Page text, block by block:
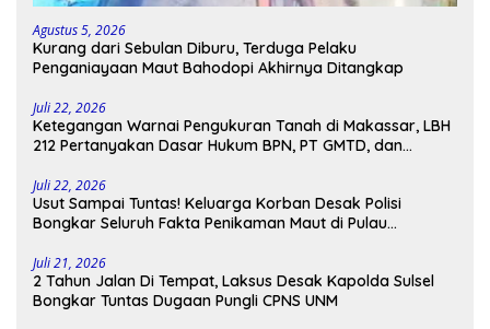
Agustus 5, 2026
Kurang dari Sebulan Diburu, Terduga Pelaku
Penganiayaan Maut Bahodopi Akhirnya Ditangkap
Juli 22, 2026
Ketegangan Warnai Pengukuran Tanah di Makassar, LBH
212 Pertanyakan Dasar Hukum BPN, PT GMTD, dan
Juli 22, 2026
Usut Sampai Tuntas! Keluarga Korban Desak Polisi
Bongkar Seluruh Fakta Penikaman Maut di Pulau
Juli 21, 2026
2 Tahun Jalan Di Tempat, Laksus Desak Kapolda Sulsel
Bongkar Tuntas Dugaan Pungli CPNS UNM